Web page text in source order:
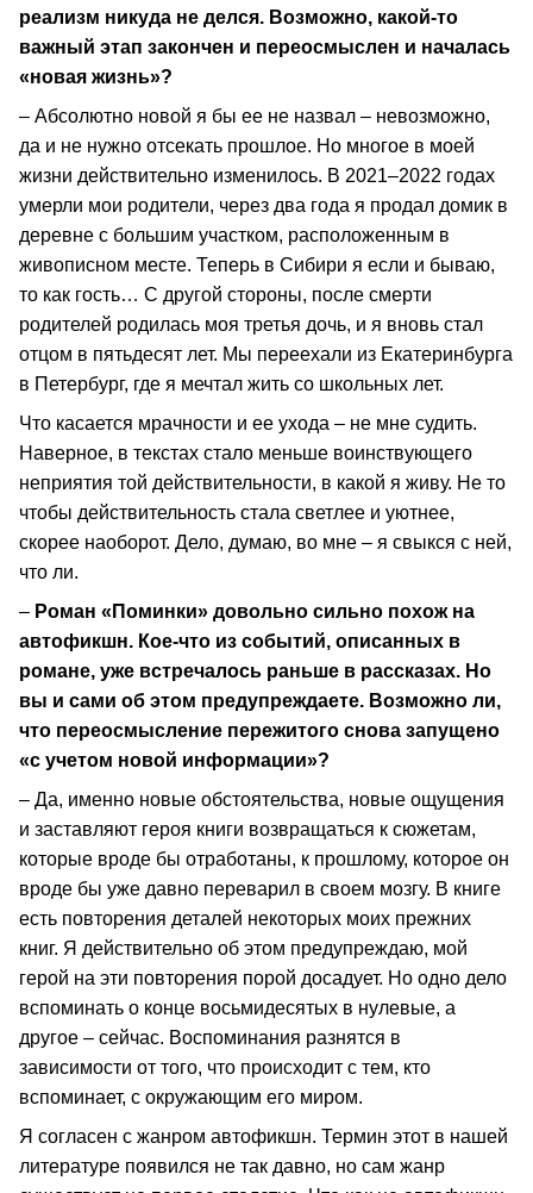
реализм никуда не делся. Возможно, какой-то
важный этап закончен и переосмыслен и началась
«новая жизнь»?
– Абсолютно новой я бы ее не назвал – невозможно,
да и не нужно отсекать прошлое. Но многое в моей
жизни действительно изменилось. В 2021–2022 годах
умерли мои родители, через два года я продал домик в
деревне с большим участком, расположенным в
живописном месте. Теперь в Сибири я если и бываю,
то как гость… С другой стороны, после смерти
родителей родилась моя третья дочь, и я вновь стал
отцом в пятьдесят лет. Мы переехали из Екатеринбурга
в Петербург, где я мечтал жить со школьных лет.
Что касается мрачности и ее ухода – не мне судить.
Наверное, в текстах стало меньше воинствующего
неприятия той действительности, в какой я живу. Не то
чтобы действительность стала светлее и уютнее,
скорее наоборот. Дело, думаю, во мне – я свыкся с ней,
что ли.
– Роман «Поминки» довольно сильно похож на
автофикшн. Кое-что из событий, описанных в
романе, уже встречалось раньше в рассказах. Но
вы и сами об этом предупреждаете. Возможно ли,
что переосмысление пережитого снова запущено
«с учетом новой информации»?
– Да, именно новые обстоятельства, новые ощущения
и заставляют героя книги возвращаться к сюжетам,
которые вроде бы отработаны, к прошлому, которое он
вроде бы уже давно переварил в своем мозгу. В книге
есть повторения деталей некоторых моих прежних
книг. Я действительно об этом предупреждаю, мой
герой на эти повторения порой досадует. Но одно дело
вспоминать о конце восьмидесятых в нулевые, а
другое – сейчас. Воспоминания разнятся в
зависимости от того, что происходит с тем, кто
вспоминает, с окружающим его миром.
Я согласен с жанром автофикшн. Термин этот в нашей
литературе появился не так давно, но сам жанр